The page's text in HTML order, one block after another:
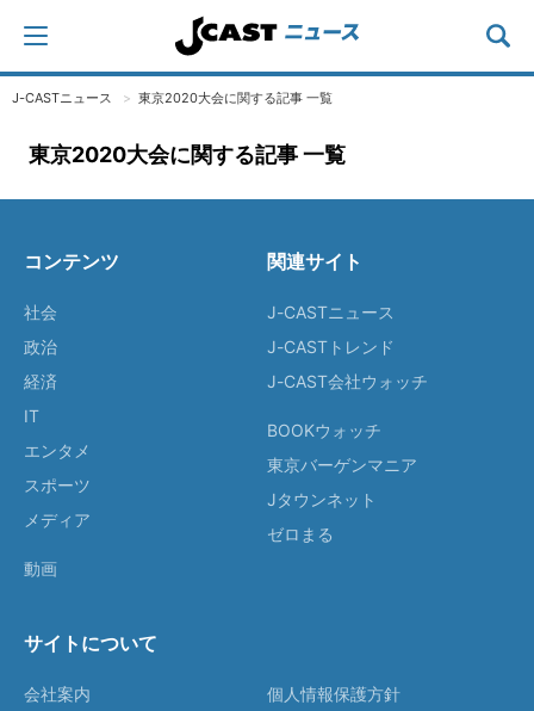
J-CASTニュース 東京2020大会に関する記事 一覧
東京2020大会に関する記事 一覧
コンテンツ
社会
政治
経済
IT
エンタメ
スポーツ
メディア
動画
関連サイト
J-CASTニュース
J-CASTトレンド
J-CAST会社ウォッチ
BOOKウォッチ
東京バーゲンマニア
Jタウンネット
ゼロまる
サイトについて
会社案内
個人情報保護方針